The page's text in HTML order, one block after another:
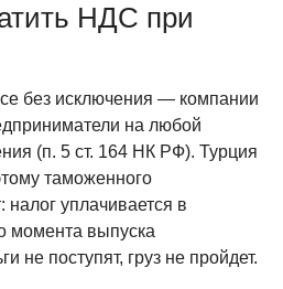
НДС при
без исключения — компании
на любой
(п. 5 ст. 164 НК РФ). Турция
таможенного
налог уплачивается в
момента выпуска
не поступят, груз не пройдет.